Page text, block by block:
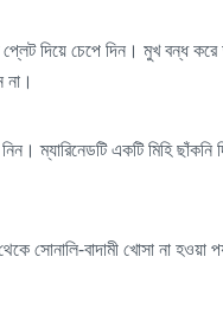
প্লেট দিয়ে চেপে দিন। মুখ বন্ধ
না।
ম্যারিনেডটি একটি মিহি ছাঁকনি
সোনালি-বাদামী খোসা না হওয়া